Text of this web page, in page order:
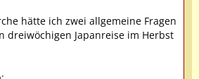
hätte ich zwei allgemeine Fragen
dreiwöchigen Japanreise im Herbst